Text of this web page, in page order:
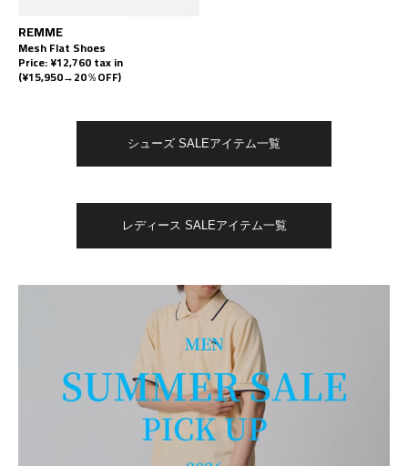
REMME
Mesh Flat Shoes
Price: ¥12,760 tax in
(¥15,950→20％OFF)
シューズ SALEアイテム一覧
レディース SALEアイテム一覧